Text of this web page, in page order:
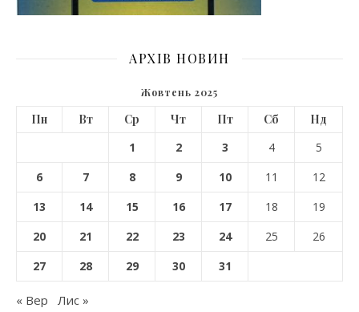
АРХІВ НОВИН
Жовтень 2025
Пн Вт Ср Чт Пт Сб
Нд
1
2 3 4
5
6
7 8 9 10 11
12
13
14 15 16 17 18
19
20
21 22 23 24 25
26
27
28 29 30 31
« Вер Лис »